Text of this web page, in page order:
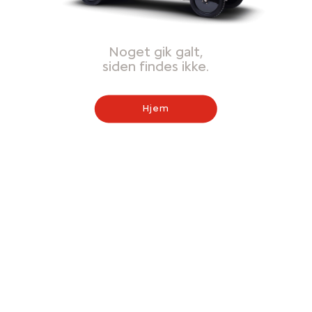
Noget gik galt,
siden findes ikke.
Hjem